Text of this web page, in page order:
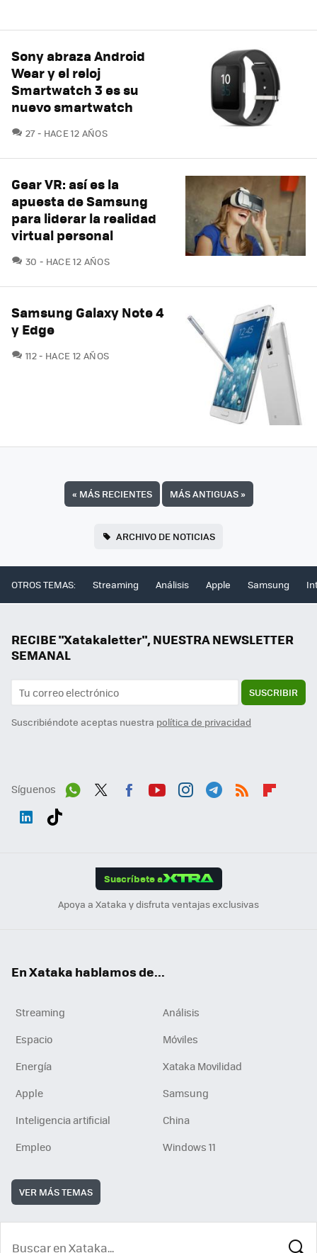
Sony abraza Android
Wear y el reloj
Smartwatch 3 es su
nuevo smartwatch
27COMENTARIOS
HACE 12 AÑOS
Gear VR: así es la
apuesta de Samsung
para liderar la realidad
virtual personal
30 COMENTARIOS
HACE 12 AÑOS
Samsung Galaxy Note 4
y Edge
112COMENTARIOS
HACE 12 AÑOS
« MÁS RECIENTES MÁS ANTIGUAS»
ARCHIVO DE NOTICIAS
OTROS TEMAS: Streaming Análisis Apple Samsung
RECIBE "Xatakaletter", NUESTRA NEWSLETTER
SEMANAL
SUSCRIBIR
Suscribiéndote aceptas nuestra política de privacidad
Síguenos
Suscríbete a
Apoya a Xataka y disfruta ventajas exclusivas
En Xataka hablamos de...
Streaming
Análisis
Espacio
Móviles
Energía
Xataka Movilidad
Apple
Samsung
Inteligencia artificial
China
Empleo
Windows 11
VER MÁS TEMAS